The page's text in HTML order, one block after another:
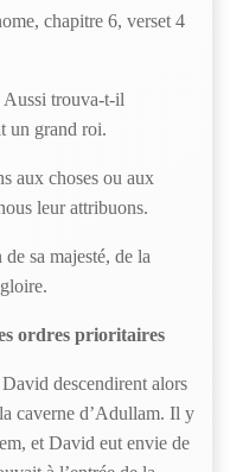
chapitre 6, verset 4
Aussi trouva-t-il
un grand roi.
aux choses ou aux
leur attribuons.
sa majesté, de la
ordres prioritaires
descendirent alors
caverne d’Adullam. Il y
et David eut envie de